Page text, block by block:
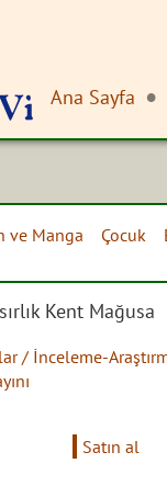
Ana Sayfa
ve Manga Çocuk
Kent Mağusa
/ İnceleme-
Satın al